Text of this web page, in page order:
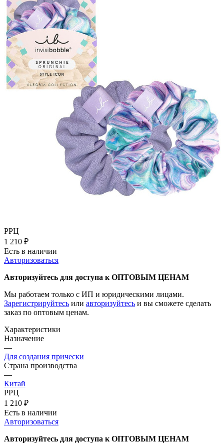
РРЦ
1 210 ₽
Есть в наличии
Авторизоваться
Авторизуйтесь для доступа к ОПТОВЫМ ЦЕНАМ
Мы работаем только с ИП и юридическими лицами.
Зарегистрируйтесь или авторизуйтесь и вы сможете сделать
заказ по оптовым ценам.
Характеристики
Назначение
—
Для создания прически
Страна производства
—
Китай
РРЦ
1 210 ₽
Есть в наличии
Авторизоваться
Авторизуйтесь для доступа к ОПТОВЫМ ЦЕНАМ